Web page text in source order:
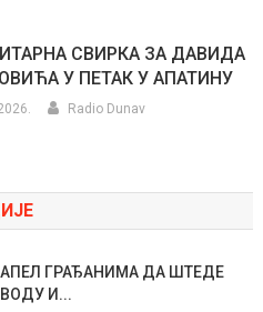
СВИРКА ЗА ДАВИДА
У ПЕТАК У АПАТИНУ
Radio Dunav
АПЕЛ ГРАЂАНИМА ДА ШТЕДЕ
ВОДУ И...